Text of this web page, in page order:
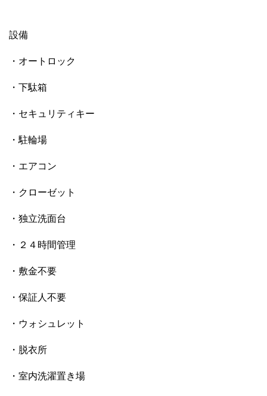
設備
・オートロック
・下駄箱
・セキュリティキー
・駐輪場
・エアコン
・クローゼット
・独立洗面台
・２４時間管理
・敷金不要
・保証人不要
・ウォシュレット
・脱衣所
・室内洗濯置き場